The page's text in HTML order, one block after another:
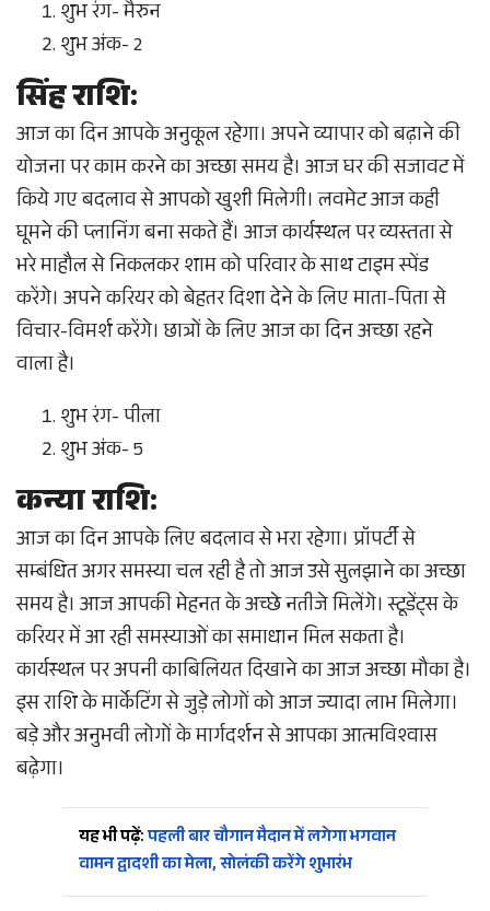
शुभ रंग- मैरुन
शुभ अंक- 2
सिंह राशि:
आज का दिन आपके अनुकूल रहेगा। अपने व्यापार को बढ़ाने की
योजना पर काम करने का अच्छा समय है। आज घर की सजावट में
किये गए बदलाव से आपको खुशी मिलेगी। लवमेट आज कही
घूमने की प्लानिंग बना सकते हैं। आज कार्यस्थल पर व्यस्तता से
भरे माहौल से निकलकर शाम को परिवार के साथ टाइम स्पेंड
करेंगे। अपने करियर को बेहतर दिशा देने के लिए माता-पिता से
विचार-विमर्श करेंगे। छात्रों के लिए आज का दिन अच्छा रहने
वाला है।
शुभ रंग- पीला
शुभ अंक- 5
कन्या राशि:
आज का दिन आपके लिए बदलाव से भरा रहेगा। प्रॉपर्टी से
सम्बंधित अगर समस्या चल रही है तो आज उसे सुलझाने का अच्छा
समय है। आज आपकी मेहनत के अच्छे नतीजे मिलेंगे। स्टूडेंट्स के
करियर में आ रही समस्याओं का समाधान मिल सकता है।
कार्यस्थल पर अपनी काबिलियत दिखाने का आज अच्छा मौका है।
इस राशि के मार्केटिंग से जुड़े लोगों को आज ज्यादा लाभ मिलेगा।
बड़े और अनुभवी लोगों के मार्गदर्शन से आपका आत्मविश्वास
बढ़ेगा।
यह भी पढ़ें:पहली बार चौगान मैदान में लगेगा भगवान
वामन द्वादशी का मेला, सोलंकी करेंगे शुभारंभ